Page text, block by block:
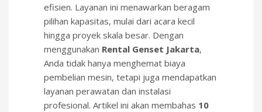
efisien. Layanan ini menawarkan beragam
pilihan kapasitas, mulai dari acara kecil
hingga proyek skala besar. Dengan
menggunakan Rental Genset Jakarta,
Anda tidak hanya menghemat biaya
pembelian mesin, tetapi juga mendapatkan
layanan perawatan dan instalasi
profesional. Artikel ini akan membahas 10